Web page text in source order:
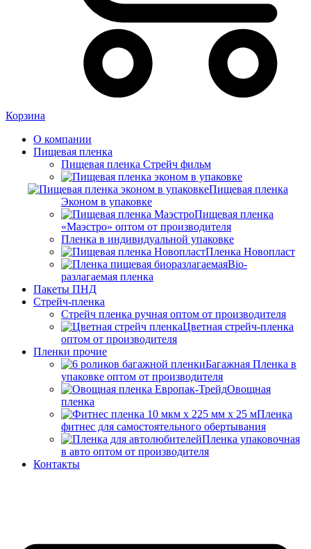
Корзина
О компании
Пищевая пленка
Пищевая пленка Стрейч фильм
Пищевая пленка
Эконом в упаковке
Пищевая пленка
«Маэстро» оптом от производителя
Пленка в индивидуальной упаковке
Пленка Новопласт
Bio-
разлагаемая пленка
Пакеты ПНД
Стрейч-пленка
Стрейч пленка ручная оптом от производителя
Цветная стрейч-пленка
оптом от производителя
Пленки прочие
Багажная Пленка в
упаковке оптом от производителя
Овощная
пленка
Пленка
фитнес для самостоятельного обертывания
Пленка упаковочная
в авто оптом от производителя
Контакты